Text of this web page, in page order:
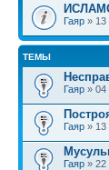
Гаяр » 13
ТЕМЫ
Гаяр » 04
Гаяр » 13
Гаяр » 22